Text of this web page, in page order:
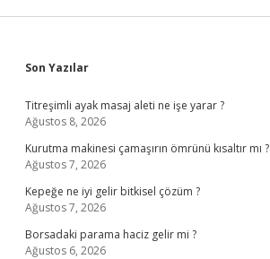
Sidebar
Son Yazılar
Titreşimli ayak masaj aleti ne işe yarar ?
Ağustos 8, 2026
Kurutma makinesi çamaşırın ömrünü kısaltır mı ?
Ağustos 7, 2026
Kepeğe ne iyi gelir bitkisel çözüm ?
Ağustos 7, 2026
Borsadaki parama haciz gelir mi ?
Ağustos 6, 2026